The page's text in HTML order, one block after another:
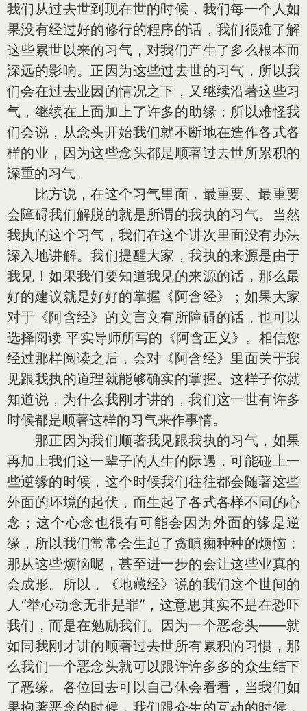
我们从过去世到现在世的时候，我们每一个人如
果没有经过好的修行的程序的话，我们很难了解
这些累世以来的习气，对我们产生了多么根本而
深远的影响。正因为这些过去世的习气，所以我
们会在过去业因的情况之下，又继续沿著这些习
气，继续在上面加上了许多的助缘；所以难怪我
们会说，从念头开始我们就不断地在造作各式各
样的业，因为这些念头都是顺著过去世所累积的
深重的习气。
比方说，在这个习气里面，最重要、最重要
会障碍我们解脱的就是所谓的我执的习气。当然
我执的这个习气，我们在这个讲次里面没有办法
深入地讲解。我们提醒大家，我执的来源是由于
我见！如果我们要知道我见的来源的话，那么最
好的建议就是好好的掌握《阿含经》；如果大家
对于《阿含经》的文言文有所障碍的话，也可以
选择阅读 平实导师所写的《阿含正义》。相信您
经过那样阅读之后，会对《阿含经》里面关于我
见跟我执的道理就能够确实的掌握。这样子你就
知道说，为什么我刚才讲的，我们这一世有许多
时候都是顺著这样的习气来作事情。
那正因为我们顺著我见跟我执的习气，如果
再加上我们这一辈子的人生的际遇，可能碰上一
些逆缘的时候，这个时候我们往往都会随著这些
外面的环境的起伏，而生起了各式各样不同的心
念；这个心念也很有可能会因为外面的缘是逆
缘，所以我们常常会生起了贪瞋痴种种的烦恼；
那从这些烦恼呢，甚至进一步的会让这些业真的
会成形。所以，《地藏经》说的我们这个世间的
人“举心动念无非是罪”，这意思其实不是在恐吓
我们，而是在勉励我们。因为一个恶念头——就
如同我刚才讲的顺著过去世所有累积的习惯，那
么我们一个恶念头就可以跟许许多多的众生结下
了恶缘。各位回去可以自己体会看看，当我们如
果抱著恶念的时候，我们跟众生的互动的时候，